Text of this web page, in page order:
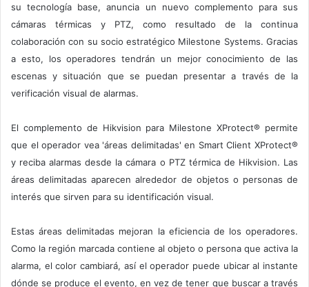
su tecnología base, anuncia un nuevo complemento para sus
cámaras térmicas y PTZ, como resultado de la continua
colaboración con su socio estratégico Milestone Systems. Gracias
a esto, los operadores tendrán un mejor conocimiento de las
escenas y situación que se puedan presentar a través de la
verificación visual de alarmas.
El complemento de Hikvision para Milestone XProtect® permite
que el operador vea 'áreas delimitadas' en Smart Client XProtect®
y reciba alarmas desde la cámara o PTZ térmica de Hikvision. Las
áreas delimitadas aparecen alrededor de objetos o personas de
interés que sirven para su identificación visual.
Estas áreas delimitadas mejoran la eficiencia de los operadores.
Como la región marcada contiene al objeto o persona que activa la
alarma, el color cambiará, así el operador puede ubicar al instante
dónde se produce el evento, en vez de tener que buscar a través